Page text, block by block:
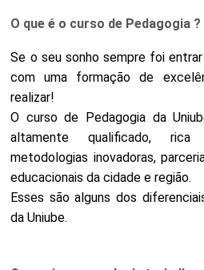
O que é o curso de Pedagogia ?
Se o seu sonho sempre foi
com uma formação de
realizar!
O curso de Pedagogia da
altamente qualificado, rica
metodologias inovadoras,
educacionais da cidade e região.
Esses são alguns dos
da Uniube.